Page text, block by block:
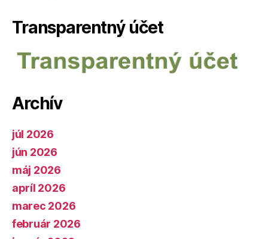
Transparentný účet
Archív
júl 2026
jún 2026
máj 2026
apríl 2026
marec 2026
február 2026